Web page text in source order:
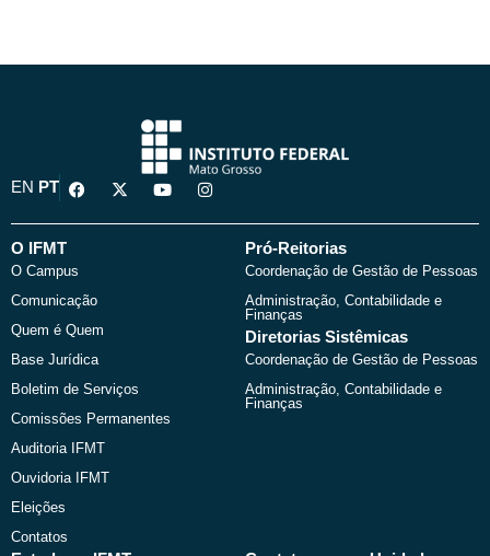
EN PT
F
a
e
o
k
X
-
w
Y
o
t
I
n
t
O IFMT
O Campus
Comunicação
Quem é Quem
Base Jurídica
Boletim de Serviços
Comissões Permanentes
Auditoria IFMT
Ouvidoria IFMT
Eleições
Contatos
Pró-Reitorias
Coordenação de Gestão de Pessoas
Administração, Contabilidade e
Finanças
Diretorias Sistêmicas
Coordenação de Gestão de Pessoas
Administração, Contabilidade e
Finanças